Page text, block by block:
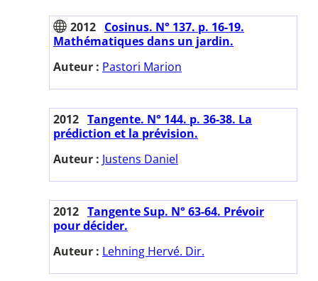
2012 Cosinus. N° 137. p. 16-19.
Mathématiques dans un jardin.
Auteur : Pastori Marion
2012 Tangente. N° 144. p. 36-38. La
prédiction et la prévision.
Auteur : Justens Daniel
2012 Tangente Sup. N° 63-64. Prévoir
pour décider.
Auteur : Lehning Hervé. Dir.